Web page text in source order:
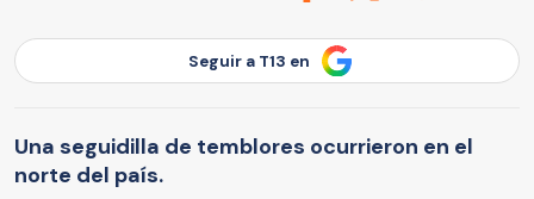
Seguir a T13 en
Una seguidilla de temblores ocurrieron en el
norte del país.